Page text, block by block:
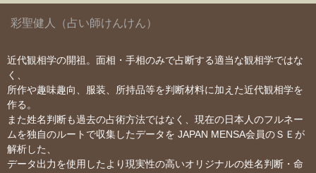
彩聖健人（占い師けんけん）
近代観相学の開祖。面相・手相のみで占断する適当な観相学ではな
く、
所作や趣味趣向、服装、所持品等を判断材料に加えた近代観相学を
作る。
また姓名判断も過去の占術方法ではなく、現在の日本人のフルネー
ムを独自のルートで収集したデータを JAPAN MENSA会員のＳＥが
解析した、
データ出力を使用したより現実性の高いオリジナルの姓名判断・命